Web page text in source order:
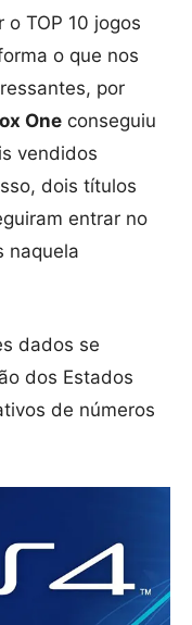
TOP 10 jogos
o que nos
por
One conseguiu
vendidos
dois títulos
entrar no
naquela
dados se
dos Estados
de números